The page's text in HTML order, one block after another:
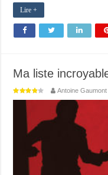
Lire +
Ma liste
Antoine Gaumont